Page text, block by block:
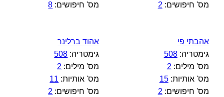
מס' חיפושים: 2
מס' חיפושים: 8
אהבתי פי
גימטריה:508
מס' מילים: 2
מס' אותיות:15
מס' חיפושים: 2
אהוד ברלינר
גימטריה: 508
מס' מילים: 2
מס' אותיות: 11
מס' חיפושים: 2